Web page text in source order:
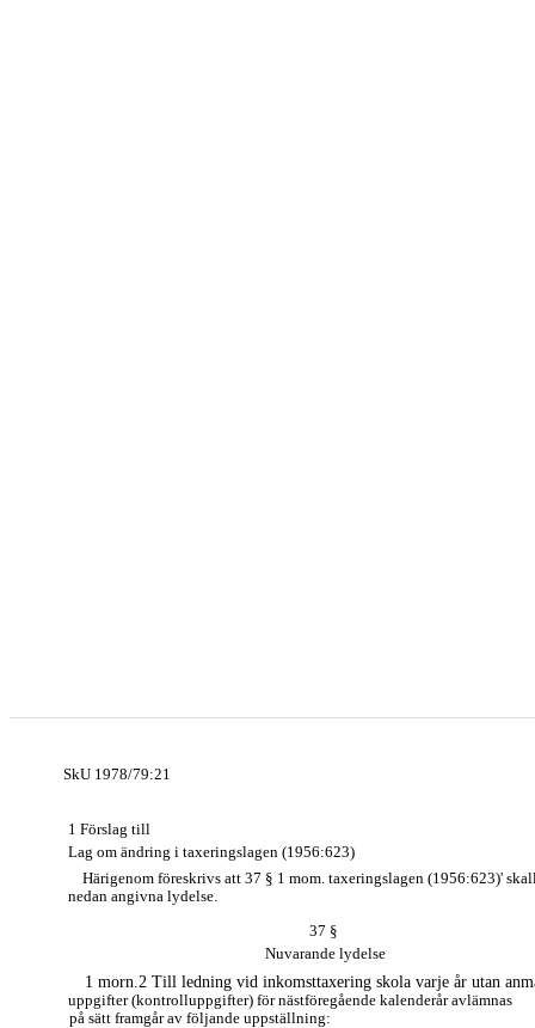
SkU 1978/79:21
1 Förslag till
Lag om ändring i taxeringslagen (1956:623)
Härigenom föreskrivs att 37 § 1 mom. taxeringslagen (1956:623)'
nedan angivna lydelse.
37 §
Nuvarande lydelse
1 morn.2 Till ledning vid inkomsttaxering skola varje år utan
uppgifter (kontrolluppgifter) för nästföregående kalenderår avlämnas
på sätt framgår av följande uppställning: